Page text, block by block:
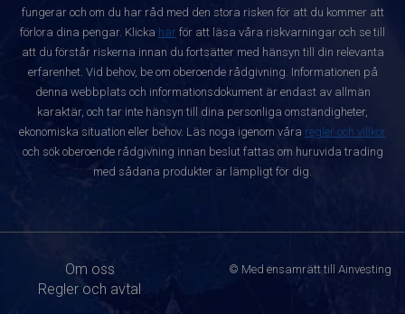
fungerar och om du har råd med den stora risken för att du kommer att
förlora dina pengar. Klicka här för att läsa våra riskvarningar och se till
att du förstår riskerna innan du fortsätter med hänsyn till din relevanta
erfarenhet. Vid behov, be om oberoende rådgivning. Informationen på
denna webbplats och informationsdokument är endast av allmän
karaktär, och tar inte hänsyn till dina personliga omständigheter,
ekonomiska situation eller behov. Läs noga igenom våra regler och villkor
och sök oberoende rådgivning innan beslut fattas om huruvida trading
med sådana produkter är lämpligt för dig.
Om oss
Regler och avtal
© Med ensamrätt till Ainvesting